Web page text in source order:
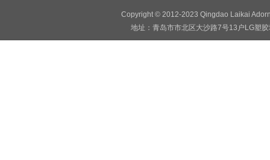
Copyright © 2012-2023 Qingdao Laikai
地址：青岛市市北区大沙路7号13户LG